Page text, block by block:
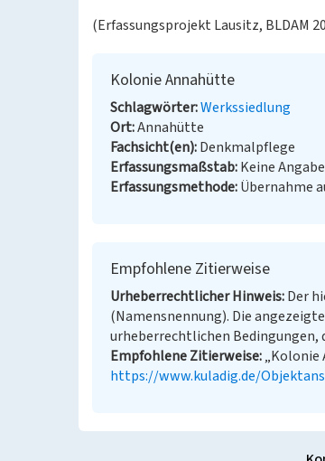
(Erfassungsprojekt Lausitz, BLDAM
Kolonie Annahütte
Schlagwörter Werkssiedlung
Ort Annahütte
Fachsicht(en) Denkmalpflege
Erfassungsmaßstab Keine Angabe
Erfassungsmethode Übernahme
Empfohlene Zitierweise
Urheberrechtlicher Hinweis Der
(Namensnennung). Die
urheberrechtlichen Bedingungen,
Empfohlene Zitierweise „Kolonie
https://www.kuladig.de/